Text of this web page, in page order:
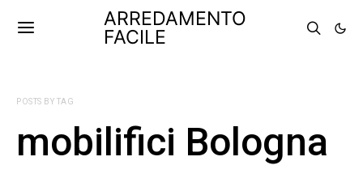
ARREDAMENTO
FACILE
POSTS BY TAG
mobilifici Bologna